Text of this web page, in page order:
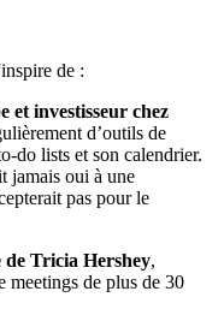
de :
et investisseur chez
d’outils de
do lists et son calendrier.
jamais oui à une
pas pour le
de Tricia Hershey,
meetings de plus de 30